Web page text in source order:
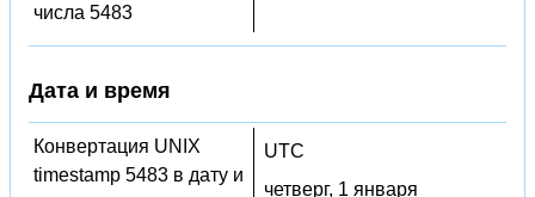
числа 5483
Дата и время
Конвертация UNIX
timestamp 5483 в дату и
UTC
четверг, 1 января